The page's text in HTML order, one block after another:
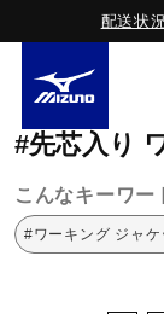
配送状
ライフ
ミズノ公式オンライン
#先芯入り
こんなキーワー
#ワーキング ジャケ